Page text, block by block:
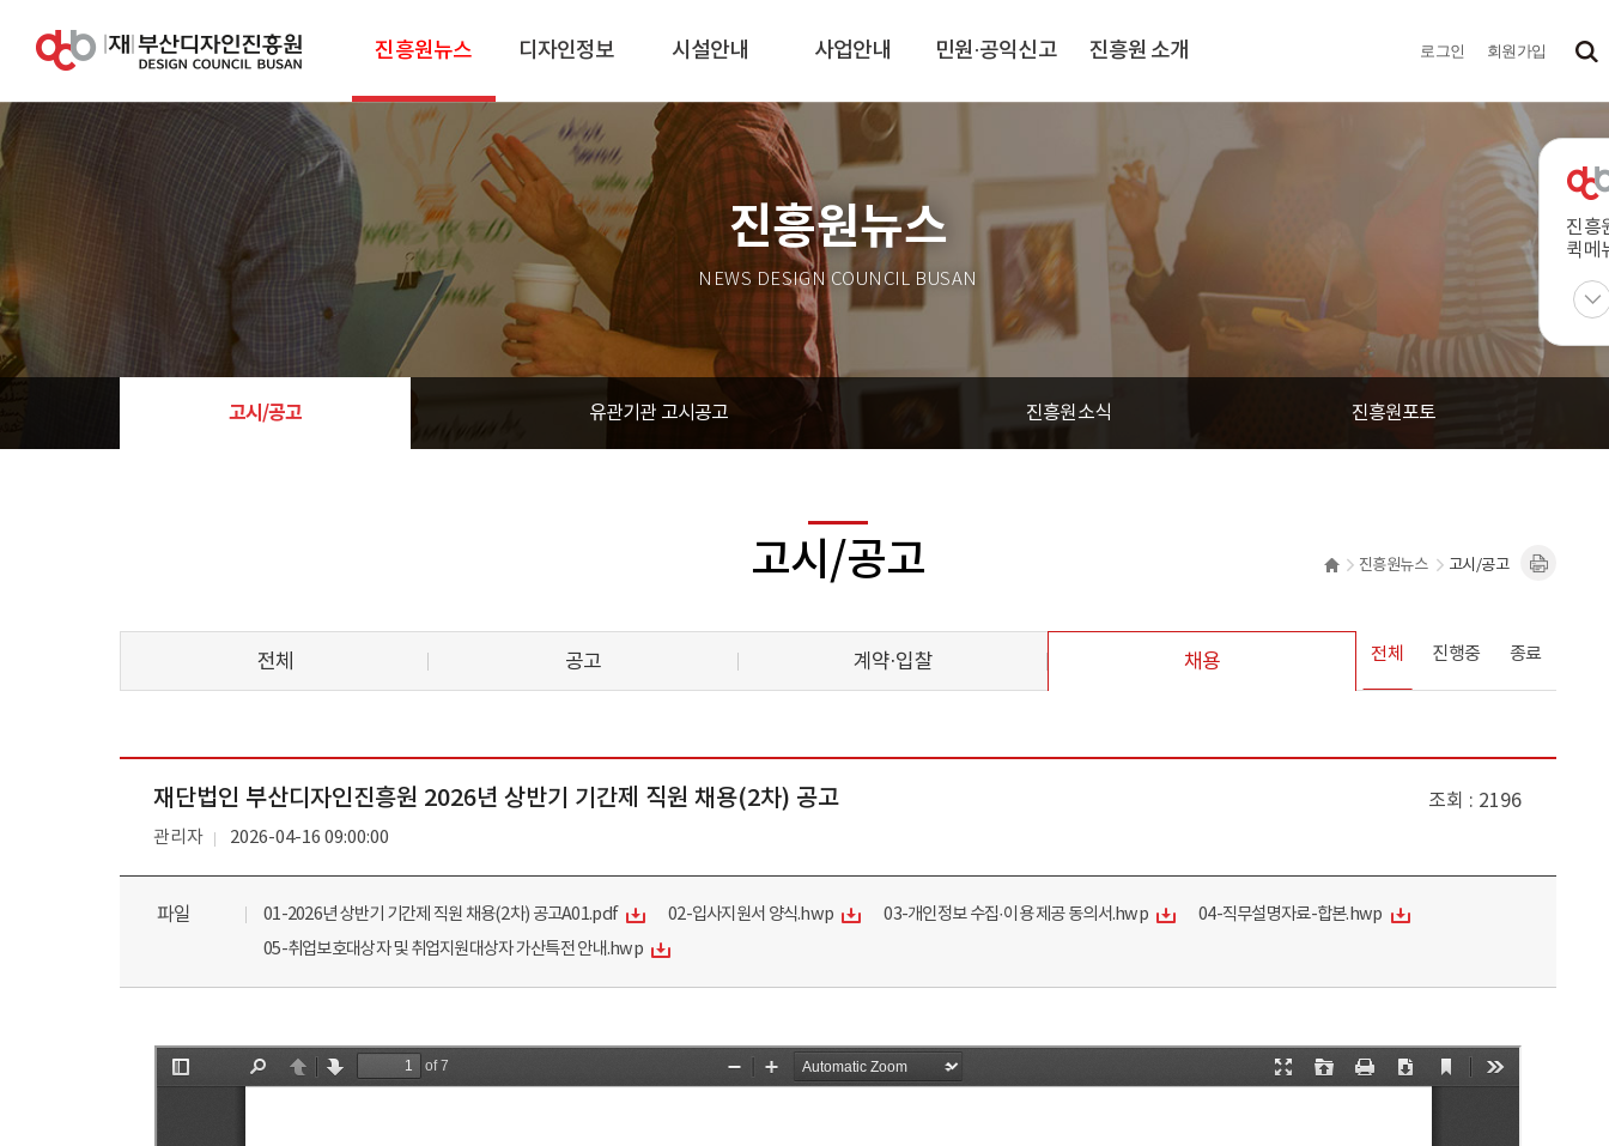
진흥원뉴스 디자인정보 시설안내 사업안내 민원·공익신고 진흥원 소개 로그인 회원가입
진흥
퀵메
진흥원뉴스
NEWS DESIGN COUNCIL BUSAN
고시/공고 유관기관 고시공고 진흥원소식 진흥원포토
고시/공고 진흥원뉴스 고시/공고
전체 공고 계약·입찰 채용 전체 진행중 종료
재단법인 부산디자인진흥원 2026년 상반기 기간제 직원 채용(2차) 공고 조회 2196
관리자 2026-04-16 09:00:00
파일 01-2026년 상반기 기간제 직원 채용(2차) 공고A01.pdf 02-입사지원서 양식.hwp 03-개인정보 수집·이용 제공 동의서.hwp
04-직무설명자료-합본.hwp
05-취업보호대상자 및 취업지원대상자 가산특전 안내.hwp